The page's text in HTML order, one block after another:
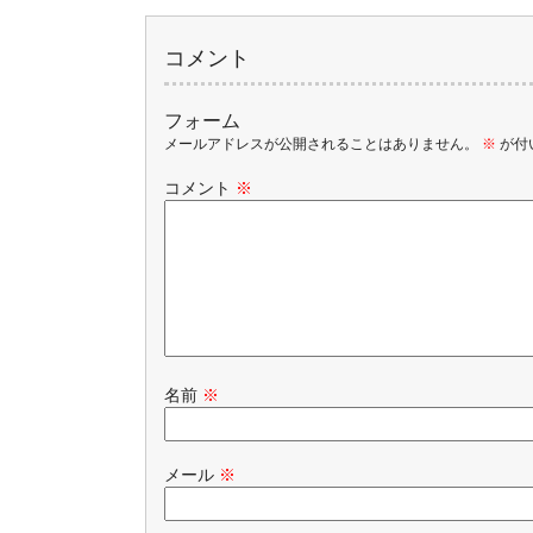
コメント
フォーム
メールアドレスが公開されることはありません。 ※ が付
コメント ※
名前 ※
メール ※